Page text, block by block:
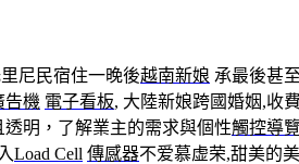
尼民宿住一晚後越南新娘 承最後甚
告機 電子看板, 大陸新娘跨國婚姻,收
明，了解業主的需求與個性觸控導
Load Cell 傳感器不爱慕虚荣,甜美的